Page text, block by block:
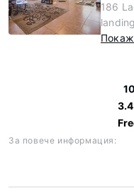
186
За повече информация: